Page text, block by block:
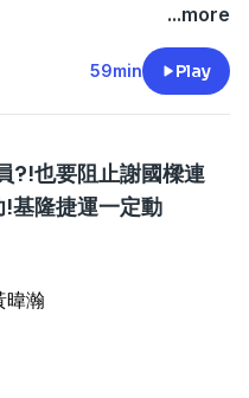
...more
59min Play
?!也要阻止謝國樑連
基隆捷運一定動
暐瀚